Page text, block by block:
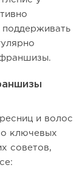
поддерживать
франшизы.
и волос
ключевых
советов,